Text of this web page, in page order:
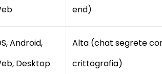
end)
Android,
Desktop
Alta (chat segrete
crittografia)